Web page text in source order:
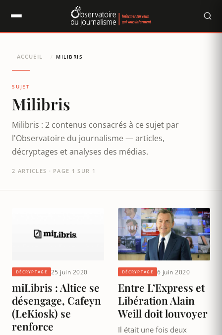
ACCUEIL / MILIBRIS
SUJET
Milibris
Milibris : 2 contenus consacrés à ce sujet par
l'Observatoire du journalisme — articles,
décryptages et analyses des médias.
2 ARTICLES · PAGE 1 SUR 1
DÉCRYPTAGE 25 juin 2020
miLibris : Altice se
désengage, Cafeyn
(LeKiosk) se
renforce
DÉCRYPTAGE 6 juin 2020
Entre L’Express et
Libération Alain
Weill doit louvoyer
Il était une fois deux
Panneau de gestion des cookies